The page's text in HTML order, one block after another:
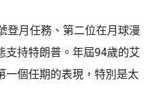
登月任務、第二位在月球漫
支持特朗普。年屆94歲的艾
一個任期的表現，特別是太